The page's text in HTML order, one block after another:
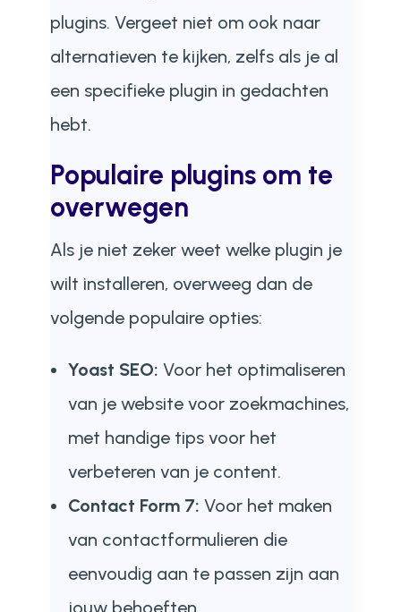
plugins. Vergeet niet om ook naar
alternatieven te kijken, zelfs als je al
een specifieke plugin in gedachten
hebt.
Populaire plugins om te
overwegen
Als je niet zeker weet welke plugin je
wilt installeren, overweeg dan de
volgende populaire opties:
Yoast SEO: Voor het optimaliseren
van je website voor zoekmachines,
met handige tips voor het
verbeteren van je content.
Contact Form 7: Voor het maken
van contactformulieren die
eenvoudig aan te passen zijn aan
jouw behoeften.